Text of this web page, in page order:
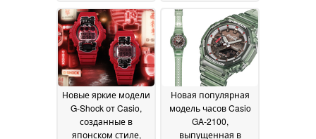
датчиком
сердечного ритма
June 2026
вариантах
18 June 2026
Новые яркие модели
G-Shock от Casio,
созданные в
японском стиле,
Новая популярная
модель часов Casio
GA-2100,
выпущенная в